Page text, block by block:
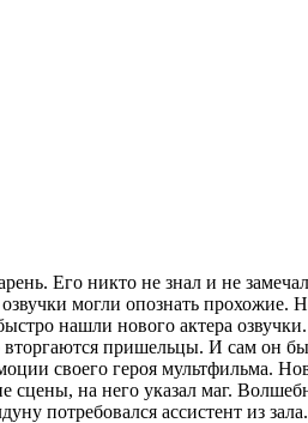
Его никто не знал и не
могли опознать
нашли нового актера
пришельцы. И сам он
своего героя мультфильма.
сцены, на него указал маг.
потребовался ассистент из